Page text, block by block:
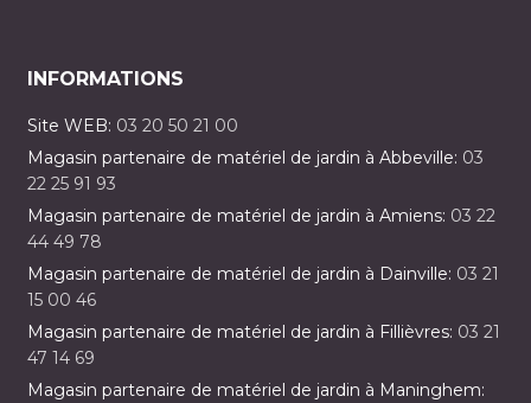
INFORMATIONS
Site WEB: 03 20 50 21 00
Magasin partenaire de matériel de jardin à Abbeville: 03
22 25 91 93
Magasin partenaire de matériel de jardin à Amiens: 03 22
44 49 78
Magasin partenaire de matériel de jardin à Dainville: 03 21
15 00 46
Magasin partenaire de matériel de jardin à Fillièvres: 03 21
47 14 69
Magasin partenaire de matériel de jardin à Maninghem: